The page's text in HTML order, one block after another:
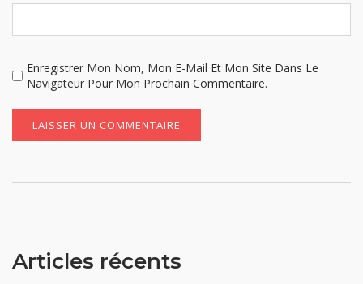
Enregistrer Mon Nom, Mon E-Mail Et Mon Site Dans Le
Navigateur Pour Mon Prochain Commentaire.
Articles récents